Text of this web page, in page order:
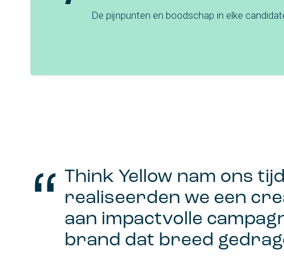
De pijnpunten en boodschap in elke
Think Yellow nam ons
realiseerden we een
aan impactvolle
brand dat breed